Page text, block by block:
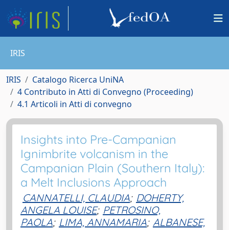
IRIS
IRIS
Catalogo Ricerca UniNA
4 Contributo in Atti di Convegno (Proceeding)
4.1 Articoli in Atti di convegno
Insights into Pre-Campanian
Ignimbrite volcanism in the
Campanian Plain (Southern Italy):
a Melt Inclusions Approach
CANNATELLI, CLAUDIA; DOHERTY,
ANGELA LOUISE; PETROSINO,
PAOLA; LIMA, ANNAMARIA; ALBANESE,